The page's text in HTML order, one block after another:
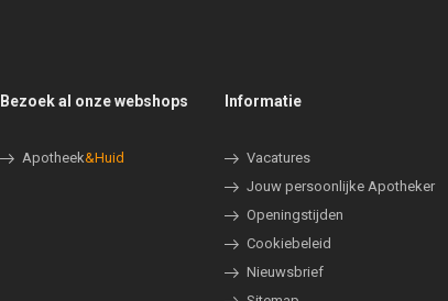
Bezoek al onze webshops
Apotheek&Huid
Informatie
Vacatures
Jouw persoonlijke Apotheker
Openingstijden
Cookiebeleid
Nieuwsbrief